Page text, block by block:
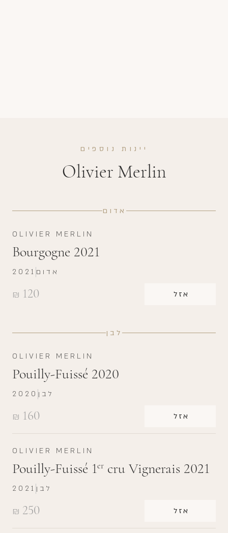
יינות נוספים
Olivier Merlin
אדום
OLIVIER MERLIN
Bourgogne 2021
₪ 120 אזל
2021 אדום
לבן
OLIVIER MERLIN
Pouilly-Fuissé 2020
₪ 160 אזל
2020 לבן
OLIVIER MERLIN
Pouilly-Fuissé 1er cru Vignerais 2021
₪ 250 אזל
2021 לבן